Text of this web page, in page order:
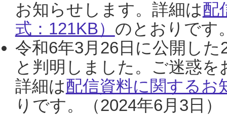
お知らせします。詳細は配
式：121KB） のとおりです
令和6年3月26日に公開し
と判明しました。ご迷惑
詳細は配信資料に関するお
りです。（2024年6月3日）